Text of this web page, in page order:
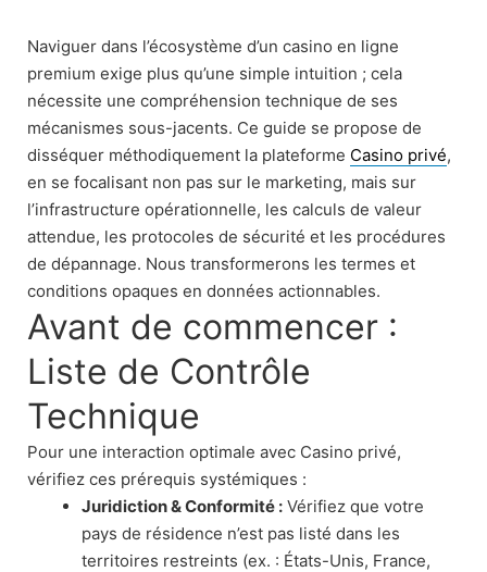
content
Naviguer dans l’écosystème d’un casino en ligne
premium exige plus qu’une simple intuition ; cela
nécessite une compréhension technique de ses
mécanismes sous-jacents. Ce guide se propose de
disséquer méthodiquement la plateforme Casino privé,
en se focalisant non pas sur le marketing, mais sur
l’infrastructure opérationnelle, les calculs de valeur
attendue, les protocoles de sécurité et les procédures
de dépannage. Nous transformerons les termes et
conditions opaques en données actionnables.
Avant de commencer :
Liste de Contrôle
Technique
Pour une interaction optimale avec Casino privé,
vérifiez ces prérequis systémiques :
Juridiction & Conformité : Vérifiez que votre
pays de résidence n’est pas listé dans les
territoires restreints (ex. : États-Unis, France,